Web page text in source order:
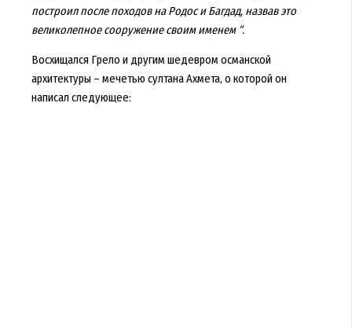
построил после походов на Родос и Багдад, назвав это
великолепное сооружение своим именем “.
Восхищался Грело и другим шедевром османской
архитектуры – мечетью султана Ахмета, о которой он
написал следующее: